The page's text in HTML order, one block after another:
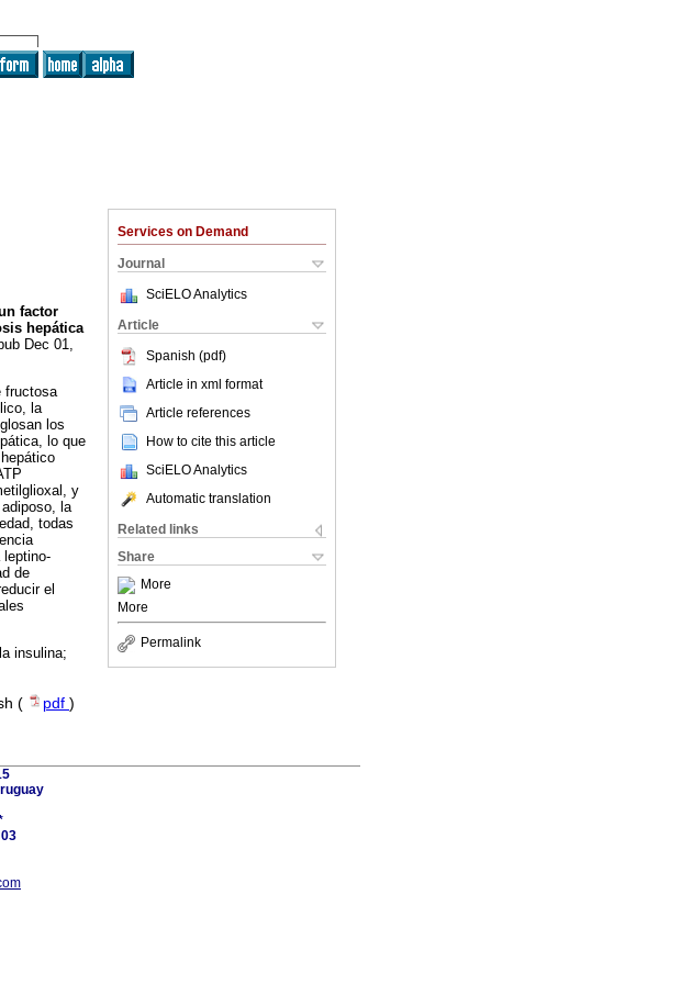
Services on Demand
Journal
SciELO Analytics
Article
Spanish (pdf)
Article in xml format
Article references
How to cite this article
SciELO Analytics
Automatic translation
Related links
Share
More
More
Permalink
factor
hepática
Dec 01,
fructosa
la
los
lo que
y
la
todas
leptino-
de
el
insulina;
( pdf )